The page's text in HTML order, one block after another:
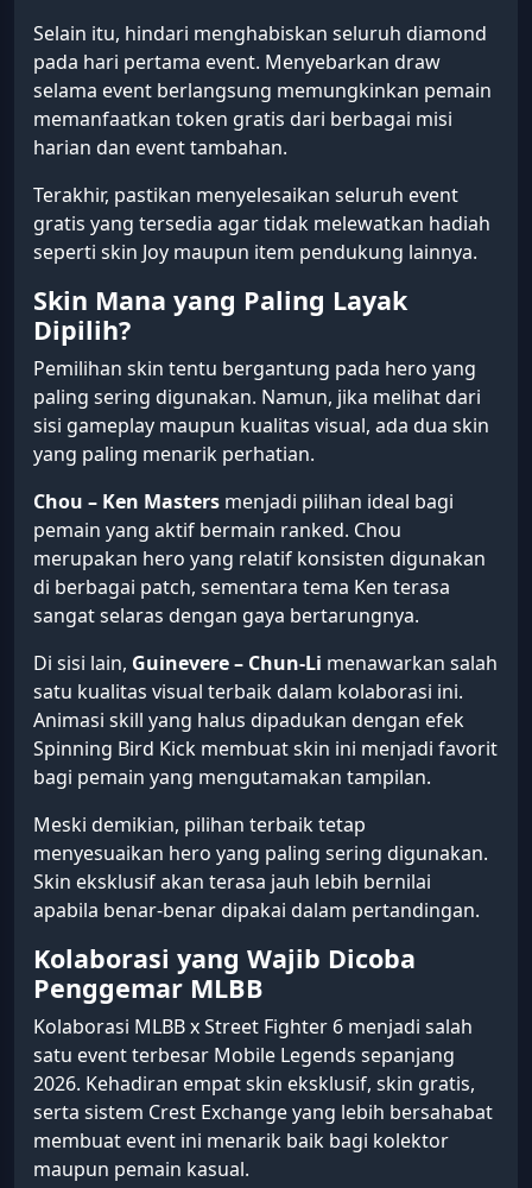
Selain itu, hindari menghabiskan seluruh diamond
pada hari pertama event. Menyebarkan draw
selama event berlangsung memungkinkan pemain
memanfaatkan token gratis dari berbagai misi
harian dan event tambahan.
Terakhir, pastikan menyelesaikan seluruh event
gratis yang tersedia agar tidak melewatkan hadiah
seperti skin Joy maupun item pendukung lainnya.
Skin Mana yang Paling Layak
Dipilih?
Pemilihan skin tentu bergantung pada hero yang
paling sering digunakan. Namun, jika melihat dari
sisi gameplay maupun kualitas visual, ada dua skin
yang paling menarik perhatian.
Chou – Ken Masters menjadi pilihan ideal bagi
pemain yang aktif bermain ranked. Chou
merupakan hero yang relatif konsisten digunakan
di berbagai patch, sementara tema Ken terasa
sangat selaras dengan gaya bertarungnya.
Di sisi lain, Guinevere – Chun-Li menawarkan salah
satu kualitas visual terbaik dalam kolaborasi ini.
Animasi skill yang halus dipadukan dengan efek
Spinning Bird Kick membuat skin ini menjadi favorit
bagi pemain yang mengutamakan tampilan.
Meski demikian, pilihan terbaik tetap
menyesuaikan hero yang paling sering digunakan.
Skin eksklusif akan terasa jauh lebih bernilai
apabila benar-benar dipakai dalam pertandingan.
Kolaborasi yang Wajib Dicoba
Penggemar MLBB
Kolaborasi MLBB x Street Fighter 6 menjadi salah
satu event terbesar Mobile Legends sepanjang
2026. Kehadiran empat skin eksklusif, skin gratis,
serta sistem Crest Exchange yang lebih bersahabat
membuat event ini menarik baik bagi kolektor
maupun pemain kasual.